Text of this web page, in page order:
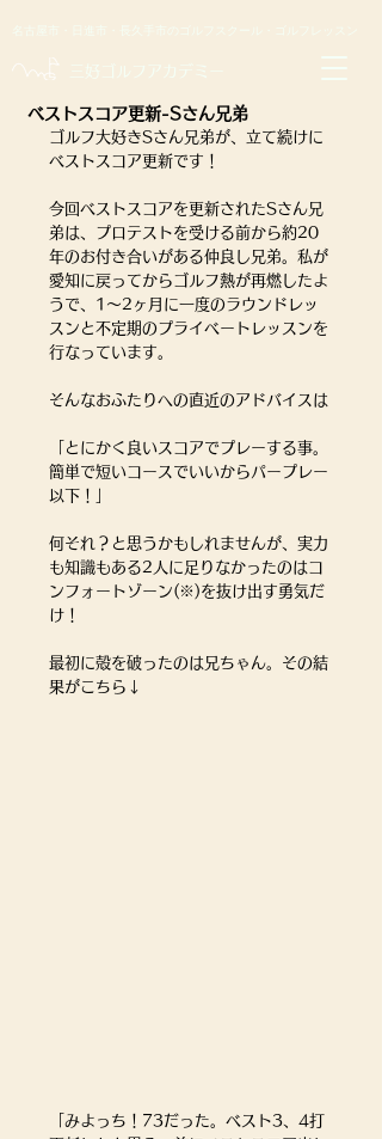
​三好ゴルフアカデミー
ベストスコア更新-Sさん兄弟
ゴルフ大好きSさん兄弟が、立て続けに
ベストスコア更新です！
今回ベストスコアを更新されたSさん兄
弟は、プロテストを受ける前から約20
年のお付き合いがある仲良し兄弟。私が
愛知に戻ってからゴルフ熱が再燃したよ
うで、1〜2ヶ月に一度のラウンドレッ
スンと不定期のプライベートレッスンを
行なっています。
そんなおふたりへの直近のアドバイスは
「とにかく良いスコアでプレーする事。
簡単で短いコースでいいからパープレー
以下！」
何それ？と思うかもしれませんが、実力
も知識もある2人に足りなかったのはコ
ンフォートゾーン(※)を抜け出す勇気だ
け！
最初に殻を破ったのは兄ちゃん。その結
果がこちら↓
「みよっち！73だった。ベスト3、4打